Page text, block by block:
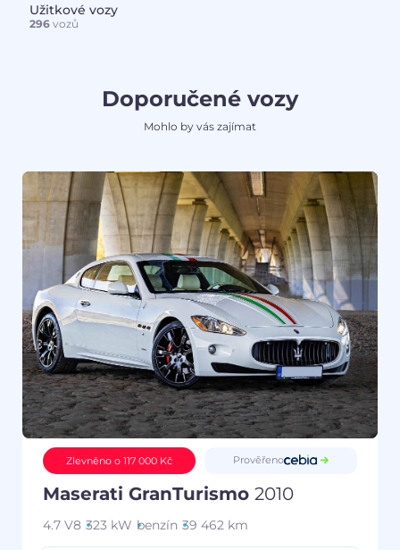
Užitkové vozy
296vozů
Doporučené vozy
Mohlo by vás zajímat
Zlevněno o 117 000 Kč Prověřeno
Maserati GranTurismo 2010
4.7 V8 323 kW benzín 39 462 km